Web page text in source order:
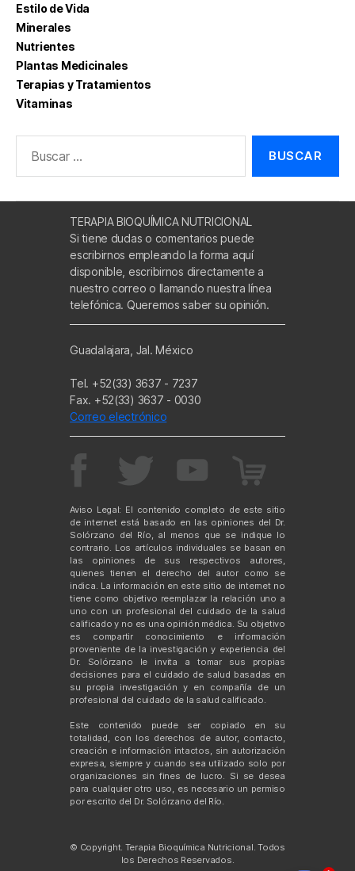
Estilo de Vida
Minerales
Nutrientes
Plantas Medicinales
Terapias y Tratamientos
Vitaminas
TERAPIA BIOQUÍMICA NUTRICIONAL
Si tiene dudas o comentarios puede
escribirnos empleando la forma aquí
disponible, escribirnos directamente a
nuestro correo o llamando nuestra línea
telefónica. Queremos saber su opinión.
Guadalajara, Jal. México
Tel. +52(33) 3637 - 7237
Fax. +52(33) 3637 - 0030
Correo electrónico
Aviso Legal: El contenido completo de este sitio
de internet está basado en las opiniones del Dr.
Solórzano del Río, al menos que se indique lo
contrario. Los artículos individuales se basan en
las opiniones de sus respectivos autores,
quienes tienen el derecho del autor como se
indica. La información en este sitio de internet no
tiene como objetivo reemplazar la relación uno a
uno con un profesional del cuidado de la salud
calificado y no es una opinión médica. Su objetivo
es compartir conocimiento e información
proveniente de la investigación y experiencia del
Dr. Solórzano le invita a tomar sus propias
decisiones para el cuidado de salud basadas en
su propia investigación y en compañía de un
profesional del cuidado de la salud calificado.
Este contenido puede ser copiado en su
totalidad, con los derechos de autor, contacto,
creación e información intactos, sin autorización
expresa, siempre y cuando sea utilizado solo por
organizaciones sin fines de lucro. Si se desea
para cualquier otro uso, es necesario un permiso
por escrito del Dr. Solórzano del Río.
© Copyright. Terapia Bioquímica Nutricional. Todos
los Derechos Reservados.